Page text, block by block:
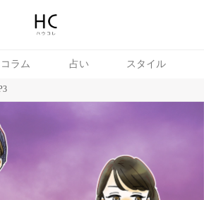
コラム 占い スタイル